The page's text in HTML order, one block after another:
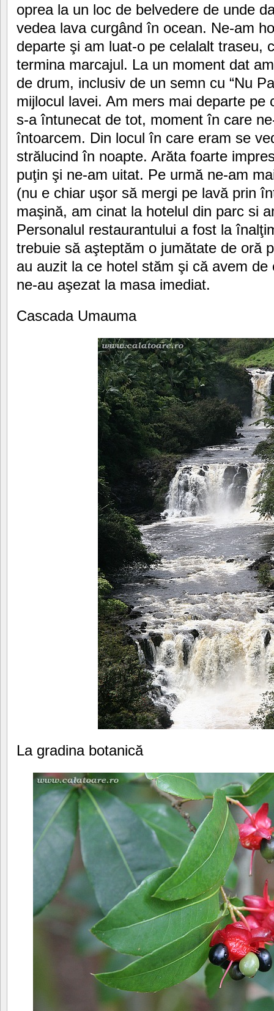
oprea la un loc de belvedere de unde
vedea lava curgând în ocean. Ne-am
departe şi am luat-o pe celalalt traseu,
termina marcajul. La un moment dat
de drum, inclusiv de un semn cu “Nu
mijlocul lavei. Am mers mai departe pe
s-a întunecat de tot, moment în care
întoarcem. Din locul în care eram se
strălucind în noapte. Arăta foarte
puţin şi ne-am uitat. Pe urmă ne-am
(nu e chiar uşor să mergi pe lavă prin
maşină, am cinat la hotelul din parc si
Personalul restaurantului a fost la
trebuie să aşteptăm o jumătate de oră
au auzit la ce hotel stăm şi că avem
ne-au aşezat la masa imediat.
Cascada Umauma
La gradina botanică